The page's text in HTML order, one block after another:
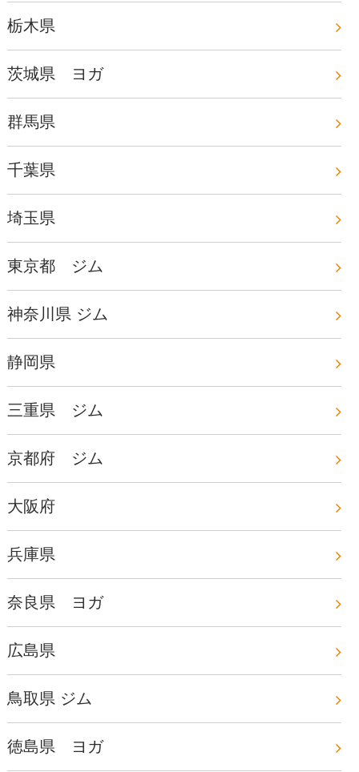
栃木県
茨城県 ヨガ
群馬県
千葉県
埼玉県
東京都 ジム
神奈川県 ジム
静岡県
三重県 ジム
京都府 ジム
大阪府
兵庫県
奈良県 ヨガ
広島県
鳥取県 ジム
徳島県 ヨガ